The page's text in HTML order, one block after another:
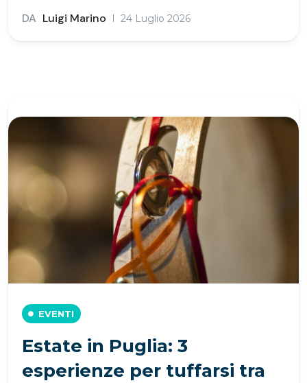
DA Luigi Marino 24 Luglio 2026
EVENTI
Estate in Puglia: 3
esperienze per tuffarsi tra